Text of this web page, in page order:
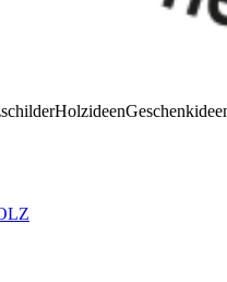
Holzideen